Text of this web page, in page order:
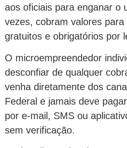
aos oficiais para enganar o
vezes, cobram valores
gratuitos e obrigatórios por
O microempreendedor
desconfiar de qualquer
venha diretamente dos
Federal e jamais deve
por e-mail, SMS ou
sem verificação.